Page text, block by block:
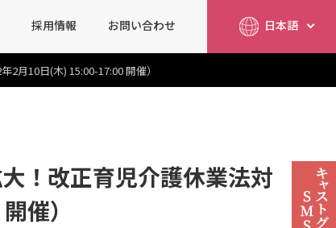
採用情報 お問い合わせ 日本語
月10日(木) 15:00-17:00 開催）
！改正育児介護休業法対
催）